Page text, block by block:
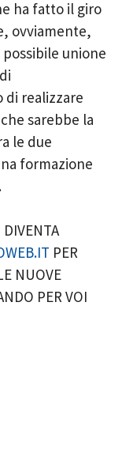
ha fatto il giro
ovviamente,
unione
di realizzare
sarebbe la
le due
formazione
PER
NUOVE
PER VOI